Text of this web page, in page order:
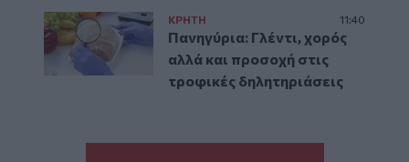
ΚΡΗΤΗ 11:40
Πανηγύρια: Γλέντι, χορός
αλλά και προσοχή στις
τροφικές δηλητηριάσεις